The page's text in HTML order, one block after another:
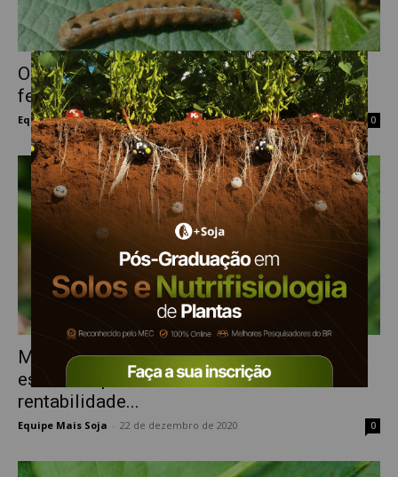
O velho e bom pano de batida como
ferramenta essencial no...
Equipe Mais Soja - 20 de janeiro de 2021 0
Monitoramento de pragas: uma ferramenta
essencial para a sustentabilidade e
rentabilidade...
Equipe Mais Soja 22 de dezembro de 2020 0